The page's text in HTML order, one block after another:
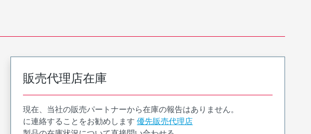
販売代理店在庫
現在、当社の販売パートナーから在庫の報告はありません。
に連絡することをお勧めします 優先販売代理店